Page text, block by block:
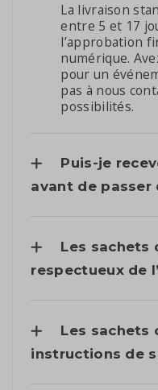
La livraison
entre 5 et 17
l’approbation
numérique.
pour un
pas à nous
possibilités.
Puis-je
avant de passer
Les sachets
respectueux de
Les sachets
instructions de